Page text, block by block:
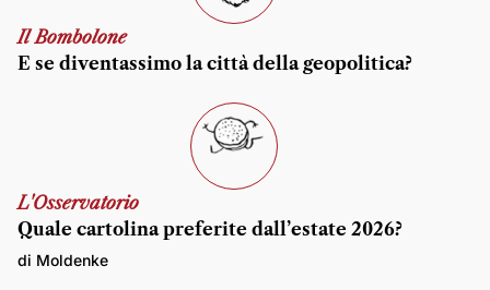
Il Bombolone
E se diventassimo la città della geopolitica?
L'Osservatorio
Quale cartolina preferite dall’estate 2026?
di Moldenke